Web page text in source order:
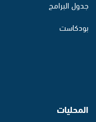
جدول البرامج
بودكاست
المحليات